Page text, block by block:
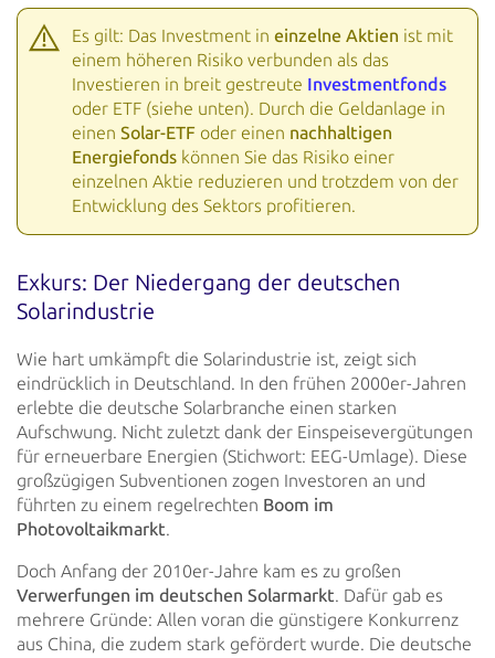
Es gilt: Das Investment in einzelne Aktien ist mit
einem höheren Risiko verbunden als das
Investieren in breit gestreute Investmentfonds
oder ETF (siehe unten). Durch die Geldanlage in
einen Solar-ETF oder einen nachhaltigen
Energiefonds können Sie das Risiko einer
einzelnen Aktie reduzieren und trotzdem von der
Entwicklung des Sektors profitieren.
Exkurs: Der Niedergang der deutschen
Solarindustrie
Wie hart umkämpft die Solarindustrie ist, zeigt sich
eindrücklich in Deutschland. In den frühen 2000er-Jahren
erlebte die deutsche Solarbranche einen starken
Aufschwung. Nicht zuletzt dank der Einspeisevergütungen
für erneuerbare Energien (Stichwort: EEG-Umlage). Diese
großzügigen Subventionen zogen Investoren an und
führten zu einem regelrechten Boom im
Photovoltaikmarkt.
Doch Anfang der 2010er-Jahre kam es zu großen
Verwerfungen im deutschen Solarmarkt. Dafür gab es
mehrere Gründe: Allen voran die günstigere Konkurrenz
aus China, die zudem stark gefördert wurde. Die deutsche